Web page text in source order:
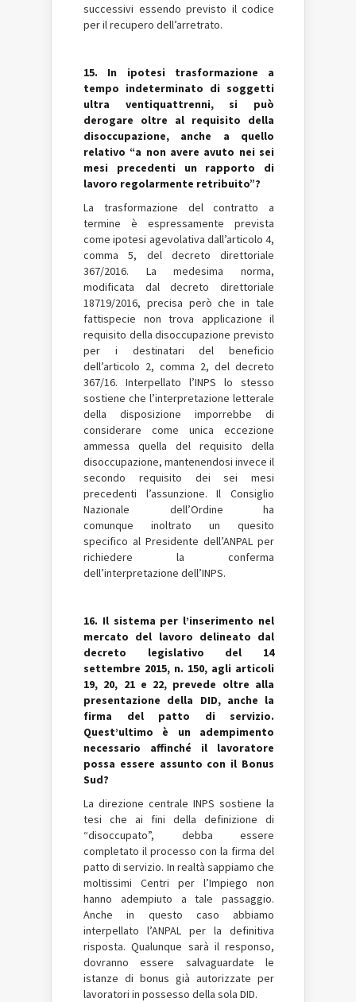
successivi essendo previsto il codice
per il recupero dell’arretrato.
15. In ipotesi trasformazione a
tempo indeterminato di soggetti
ultra ventiquattrenni, si può
derogare oltre al requisito della
disoccupazione, anche a quello
relativo “a non avere avuto nei sei
mesi precedenti un rapporto di
lavoro regolarmente retribuito”?
La trasformazione del contratto a
termine è espressamente prevista
come ipotesi agevolativa dall’articolo 4,
comma 5, del decreto direttoriale
367/2016. La medesima norma,
modificata dal decreto direttoriale
18719/2016, precisa però che in tale
fattispecie non trova applicazione il
requisito della disoccupazione previsto
per i destinatari del beneficio
dell’articolo 2, comma 2, del decreto
367/16. Interpellato l’INPS lo stesso
sostiene che l’interpretazione letterale
della disposizione imporrebbe di
considerare come unica eccezione
ammessa quella del requisito della
disoccupazione, mantenendosi invece il
secondo requisito dei sei mesi
precedenti l’assunzione. Il Consiglio
Nazionale dell’Ordine ha
comunque inoltrato un quesito
specifico al Presidente dell’ANPAL per
richiedere la conferma
dell’interpretazione dell’INPS.
16. Il sistema per l’inserimento nel
mercato del lavoro delineato dal
decreto legislativo del 14
settembre 2015, n. 150, agli articoli
19, 20, 21 e 22, prevede oltre alla
presentazione della DID, anche la
firma del patto di servizio.
Quest’ultimo è un adempimento
necessario affinché il lavoratore
possa essere assunto con il Bonus
Sud?
La direzione centrale INPS sostiene la
tesi che ai fini della definizione di
“disoccupato”, debba essere
completato il processo con la firma del
patto di servizio. In realtà sappiamo che
moltissimi Centri per l’Impiego non
hanno adempiuto a tale passaggio.
Anche in questo caso abbiamo
interpellato l’ANPAL per la definitiva
risposta. Qualunque sarà il responso,
dovranno essere salvaguardate le
istanze di bonus già autorizzate per
lavoratori in possesso della sola DID.